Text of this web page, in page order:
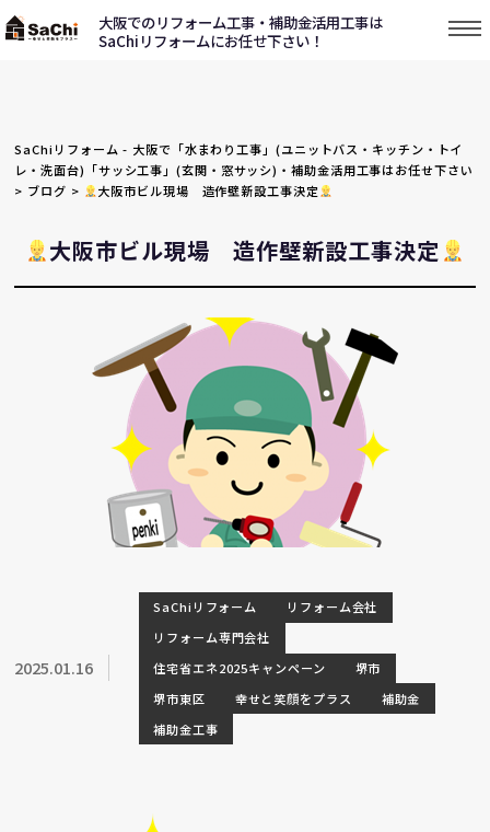
大阪でのリフォーム工事・補助金活用工事は
SaChiリフォームにお任せ下さい！
SaChiリフォーム - 大阪で「水まわり工事」(ユニットバス・キッチン・トイ
レ・洗面台)「サッシ工事」(玄関・窓サッシ)・補助金活用工事はお任せ下さい
> ブログ > 大阪市ビル現場 造作壁新設工事決定
大阪市ビル現場 造作壁新設工事決定
2025.01.16
SaChiリフォーム
リフォーム会社
リフォーム専門会社
住宅省エネ2025キャンペーン
堺市
堺市東区
幸せと笑顔をプラス
補助金
補助金工事